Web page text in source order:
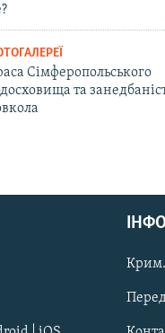
Сімферопольського
та